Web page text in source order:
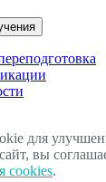
для
вы
cookies.